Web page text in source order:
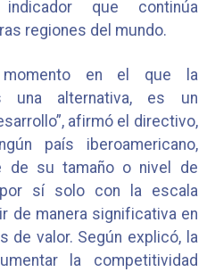
indicador que continúa
regiones del mundo.
momento en el que la
una alternativa, es un
afirmó el directivo,
país iberoamericano,
de su tamaño o nivel de
sí solo con la escala
de manera significativa en
de valor. Según explicó, la
la competitividad